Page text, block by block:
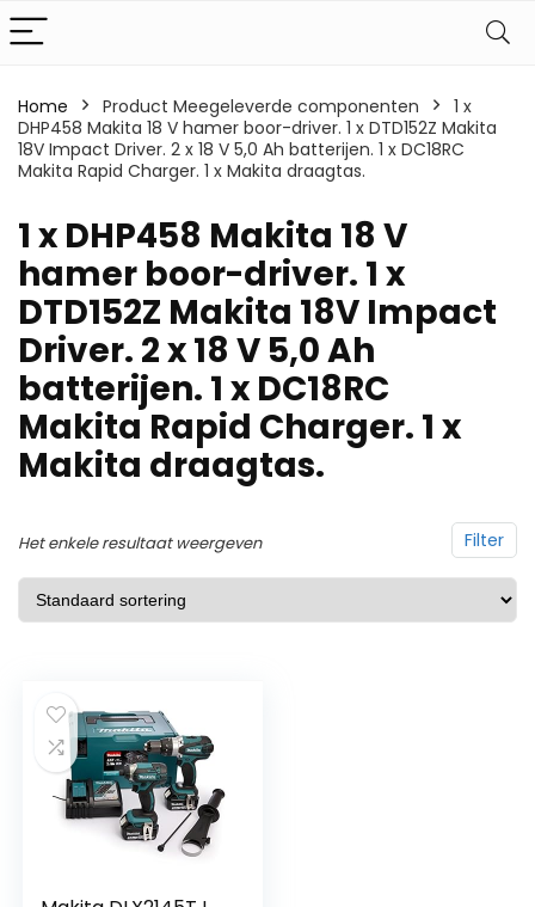
Home Product Meegeleverde componenten
‎1 x
DHP458 Makita 18 V hamer boor-driver. 1 x DTD152Z Makita
18V Impact Driver. 2 x 18 V 5,0 Ah batterijen. 1 x DC18RC
Makita Rapid Charger. 1 x Makita draagtas.
‎1 x DHP458 Makita 18 V
hamer boor-driver. 1 x
DTD152Z Makita 18V Impact
Driver. 2 x 18 V 5,0 Ah
batterijen. 1 x DC18RC
Makita Rapid Charger. 1 x
Makita draagtas.
Filter
Het enkele resultaat weergeven